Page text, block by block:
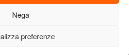
Nega
preferenze
03318520362